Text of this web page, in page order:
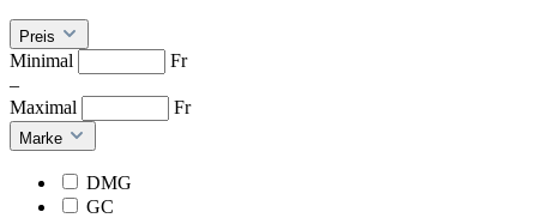
Preis
Minimal
Fr
–
Maximal
Fr
Marke
DMG
GC